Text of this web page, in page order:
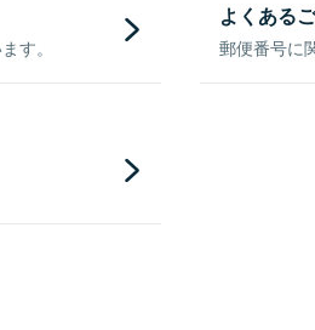
す。
よくある
郵便番号に